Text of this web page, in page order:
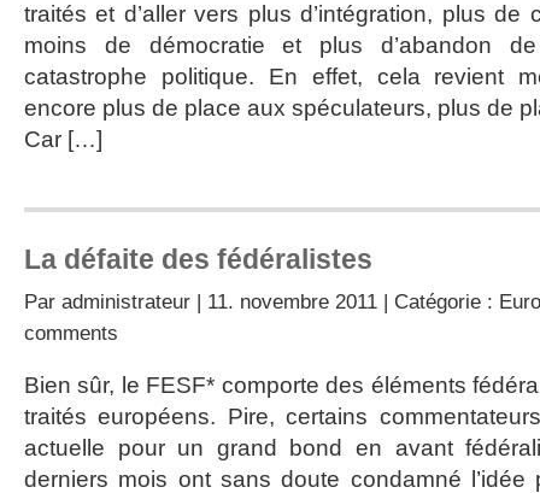
traités et d’aller vers plus d’intégration, plus de
moins de démocratie et plus d’abandon
catastrophe politique. En effet, cela revient
encore plus de place aux spéculateurs, plus de
Car […]
La défaite des fédéralistes
Par administrateur | 11. novembre 2011 | Catégorie :
comments
Bien sûr, le FESF* comporte des éléments
traités européens. Pire, certains
actuelle pour un grand bond en avant
derniers mois ont sans doute condamné l’idée